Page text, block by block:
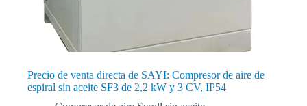
Precio de venta directa de SAYI: Compresor de aire de
espiral sin aceite SF3 de 2,2 kW y 3 CV, IP54